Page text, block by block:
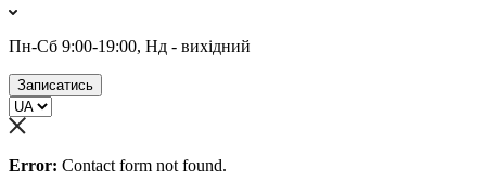
Пн-Сб 9:00-19:00, Нд - вихідний
Записатись
Error: Contact form not found.